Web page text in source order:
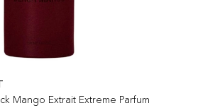
Mango Extrait Extreme Parfum